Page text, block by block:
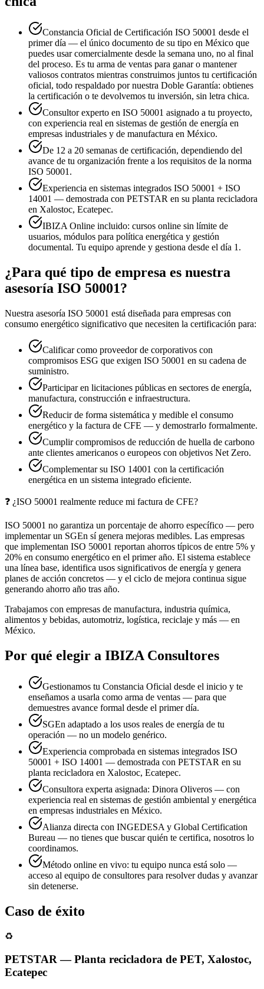
Constancia Oficial de Certificación ISO 50001 desde el
primer día — el único documento de su tipo en México que
puedes usar comercialmente desde la semana uno, no al final
del proceso. Es tu arma de ventas para ganar o mantener
valiosos contratos mientras construimos juntos tu certificación
oficial, todo respaldado por nuestra Doble Garantía: obtienes
la certificación o te devolvemos tu inversión, sin letra chica.
Consultor experto en ISO 50001 asignado a tu proyecto,
con experiencia real en sistemas de gestión de energía en
empresas industriales y de manufactura en México.
De 12 a 20 semanas de certificación, dependiendo del
avance de tu organización frente a los requisitos de la norma
ISO 50001.
Experiencia en sistemas integrados ISO 50001 + ISO
14001 — demostrada con PETSTAR en su planta recicladora
en Xalostoc, Ecatepec.
IBIZA Online incluido: cursos online sin límite de
usuarios, módulos para política energética y gestión
documental. Tu equipo aprende y gestiona desde el día 1.
¿Para qué tipo de empresa es nuestra
asesoría ISO 50001?
Nuestra asesoría ISO 50001 está diseñada para empresas con
consumo energético significativo que necesiten la certificación para:
Calificar como proveedor de corporativos con
compromisos ESG que exigen ISO 50001 en su cadena de
suministro.
Participar en licitaciones públicas en sectores de energía,
manufactura, construcción e infraestructura.
Reducir de forma sistemática y medible el consumo
energético y la factura de CFE — y demostrarlo formalmente.
Cumplir compromisos de reducción de huella de carbono
ante clientes americanos o europeos con objetivos Net Zero.
Complementar su ISO 14001 con la certificación
energética en un sistema integrado eficiente.
❓ ¿ISO 50001 realmente reduce mi factura de CFE?
ISO 50001 no garantiza un porcentaje de ahorro específico — pero
implementar un SGEn sí genera mejoras medibles. Las empresas
que implementan ISO 50001 reportan ahorros típicos de entre 5% y
20% en consumo energético en el primer año. El sistema establece
una línea base, identifica usos significativos de energía y genera
planes de acción concretos — y el ciclo de mejora continua sigue
generando ahorro año tras año.
Trabajamos con empresas de manufactura, industria química,
alimentos y bebidas, automotriz, logística, reciclaje y más — en
México.
Por qué elegir a IBIZA Consultores
Gestionamos tu Constancia Oficial desde el inicio y te
enseñamos a usarla como arma de ventas — para que
demuestres avance formal desde el primer día.
SGEn adaptado a los usos reales de energía de tu
operación — no un modelo genérico.
Experiencia comprobada en sistemas integrados ISO
50001 + ISO 14001 — demostrada con PETSTAR en su
planta recicladora en Xalostoc, Ecatepec.
Consultora experta asignada: Dinora Oliveros — con
experiencia real en sistemas de gestión ambiental y energética
en empresas industriales en México.
Alianza directa con INGEDESA y Global Certification
Bureau — no tienes que buscar quién te certifica, nosotros lo
coordinamos.
Método online en vivo: tu equipo nunca está solo —
acceso al equipo de consultores para resolver dudas y avanzar
sin detenerse.
Caso de éxito
♻️
PETSTAR — Planta recicladora de PET, Xalostoc,
Ecatepec